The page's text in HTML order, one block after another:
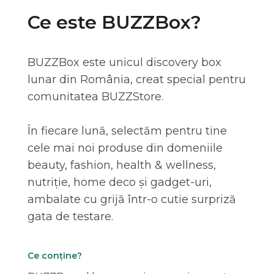
Ce este BUZZBox?
BUZZBox este unicul discovery box
lunar din România, creat special pentru
comunitatea BUZZStore.
În fiecare lună, selectăm pentru tine
cele mai noi produse din domeniile
beauty, fashion, health & wellness,
nutriție, home deco și gadget-uri,
ambalate cu grijă într-o cutie surpriză
gata de testare.
Ce conține?